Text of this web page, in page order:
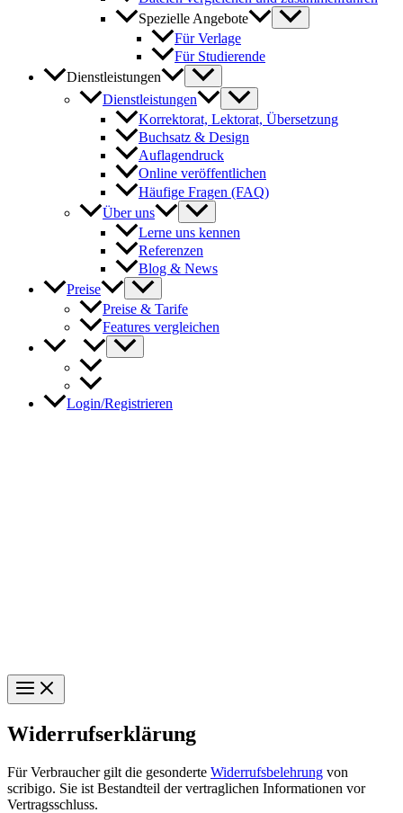
Spezielle Angebote
Für Verlage
Für Studierende
Dienstleistungen
Dienstleistungen
Korrektorat, Lektorat, Übersetzung
Buchsatz & Design
Auflagendruck
Online veröffentlichen
Häufige Fragen (FAQ)
Über uns
Lerne uns kennen
Referenzen
Blog & News
Preise
Preise & Tarife
Features vergleichen
Login/Registrieren
Widerrufserklärung
Für Verbraucher gilt die gesonderte Widerrufsbelehrung von
scribigo. Sie ist Bestandteil der vertraglichen Informationen vor
Vertragsschluss.